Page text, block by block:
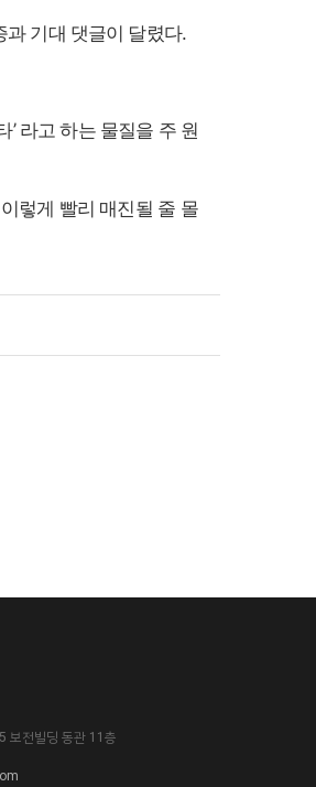
과 기대 댓글이 달렸다.
라고 하는 물질을 주 원
렇게 빨리 매진될 줄 몰
보전빌딩 동관 11층